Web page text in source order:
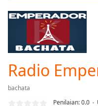
Forward
Time0:00
Duration -:-
0.00%
Radio
bachata
Penilaian:0.0